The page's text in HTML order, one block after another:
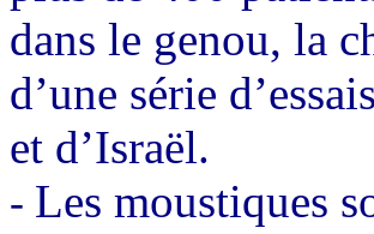
dans le genou, la
d’une série
et d’Israël.
- Les moustiques